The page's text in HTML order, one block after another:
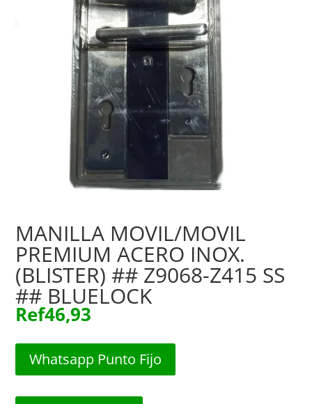
MANILLA MOVIL/MOVIL
PREMIUM ACERO INOX.
(BLISTER) ## Z9068-Z415 SS
## BLUELOCK
Ref46,93
Whatsapp Punto Fijo